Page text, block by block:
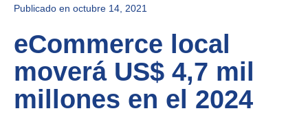
Publicado en octubre 14, 2021
eCommerce local
moverá US$ 4,7 mil
millones en el 2024